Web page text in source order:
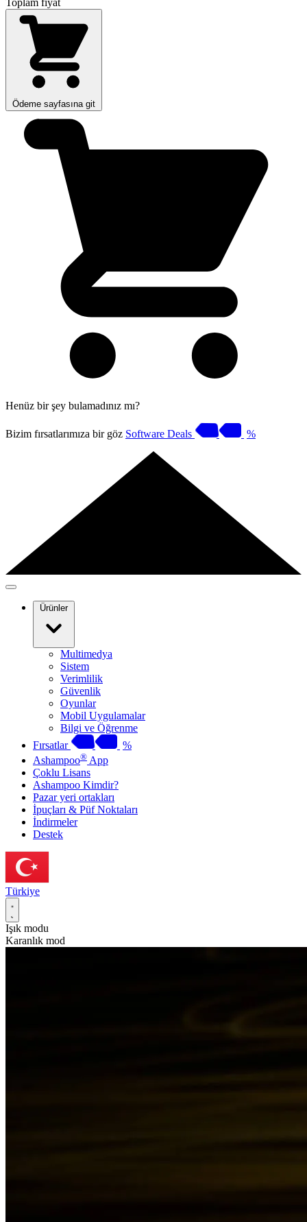
Toplam fiyat
Ödeme sayfasına git
Henüz bir şey bulamadınız mı?
Bizim fırsatlarımıza bir göz Software Deals %
Ürünler
Multimedya
Sistem
Verimlilik
Güvenlik
Oyunlar
Mobil Uygulamalar
Bilgi ve Öğrenme
Fırsatlar
%
Ashampoo® App
Çoklu Lisans
Ashampoo Kimdir?
Pazar yeri ortakları
İpuçları & Püf Noktaları
İndirmeler
Destek
Türkiye
Işık modu
Karanlık mod